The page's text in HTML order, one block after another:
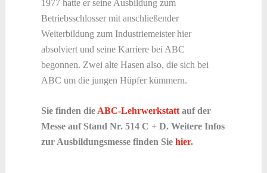
1977 hatte er seine Ausbildung zum
Betriebsschlosser mit anschließender
Weiterbildung zum Industriemeister hier
absolviert und seine Karriere bei ABC
begonnen. Zwei alte Hasen also, die sich bei
ABC um die jungen Hüpfer kümmern.
Sie finden die ABC-Lehrwerkstattauf der
Messe auf Stand Nr. 514 C + D. Weitere Infos
zur Ausbildungsmesse finden Sie hier.